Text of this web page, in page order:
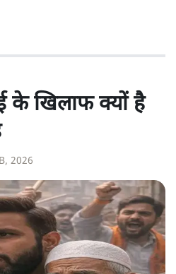
के खिलाफ क्यों है
2026